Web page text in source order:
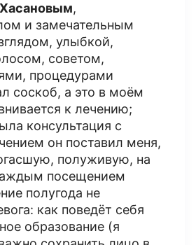
,
и замечательным
улыбкой,
советом,
процедурами
соскоб, а это в моём
к лечению;
консультация с
он поставил меня,
полуживую, на
посещением
полугода не
как поведёт себя
образование (я